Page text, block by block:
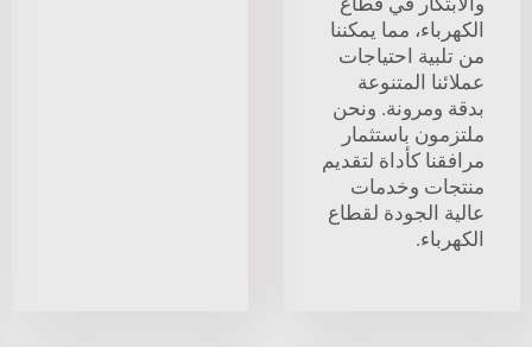
الكهرباء، مما يمكننا
من تلبية احتياجات
عملائنا المتنوعة
بدقة ومرونة. ونحن
ملتزمون باستثمار
مرافقنا كأداة لتقديم
منتجات وخدمات
عالية الجودة لقطاع
الكهرباء.